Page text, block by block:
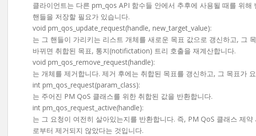
클라이언트는 다른 pm_qos API 함수들 안에서 추후에 사용될 때를 위해
핸들을 저장할 필요가 있습니다.
void pm_qos_update_request(handle, new_target_value):
는 그 핸들이 가리키는 리스트 개체를 새로운 목표 값으로 갱신하고, 그
바뀌면 취합된 목표, 통지(notifictation) 트리 호출을 재계산합니다.
void pm_qos_remove_request(handle):
는 개체를 제거합니다. 제거 후에는 취합된 목표를 갱신하고, 그 목표가
int pm_qos_request(param_class):
는 주어진 PM QoS 클래스를 위한 취합된 값을 반환합니다.
int pm_qos_request_active(handle):
는 그 요청이 여전히 살아있는지를 반환합니다. 즉, PM QoS 클래스 제약
로부터 제거되지 않았다는 것입니다.